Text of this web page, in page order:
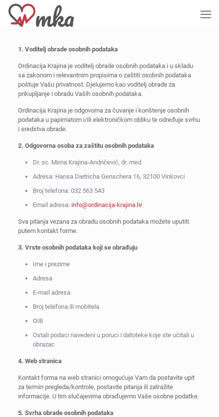
1. Voditelj obrade osobnih podataka
Ordinacija Krajina je voditelj obrade osobnih podataka i u skladu
sa zakonom i relevantnim propisima o zaštiti osobnih podataka
poštuje Vašu privatnost. Djelujemo kao voditelj obrade za
prikupljanje i obradu Vaših osobnih podataka.
Ordinacija Krajina je odgovorna za čuvanje i korištenje osobnih
podataka u papirnatom i/ili elektroničkom obliku te određuje svrhu
i sredstva obrade.
2. Odgovorna osoba za zaštitu osobnih podataka
Dr. sc. Mirna Krajina-Andričević, dr. med.
Adresa: Hansa Dietricha Genschera 16, 32100 Vinkovci
Broj telefona: 032 563 543
Email adresa: info@ordinacija-krajina.hr
Sva pitanja vezana za obradu osobnih podataka možete uputiti
putem kontakt forme.
3. Vrste osobnih podataka koji se obrađuju
Ime i prezime
Adresa
E-mail adresa
Broj telefona ili mobitela
OIB
Ostali podaci navedeni u poruci i datoteke koje ste učitali u
obrazac
4. Web stranica
Kontakt forma na web stranici omogućuje Vam da postavite upit
za termin pregleda/kontrole, postavite pitanja ili zatražite
informacije. U tim slučajevima obrađujemo Vaše osobne podatke.
5. Svrha obrade osobnih podataka